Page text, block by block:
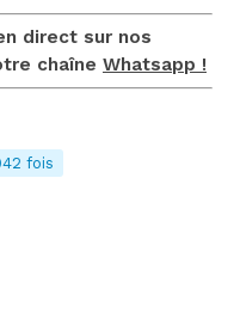
direct sur nos
chaîne Whatsapp !
fois